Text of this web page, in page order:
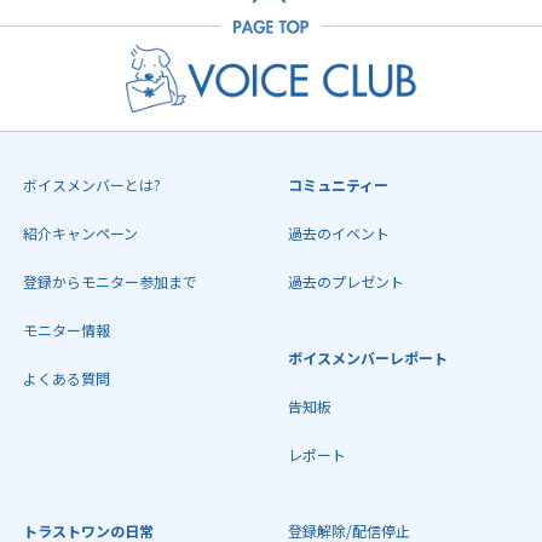
ボイスメンバーとは?
紹介キャンペーン
登録からモニター参加まで
モニター情報
よくある質問
コミュニティー
過去のイベント
過去のプレゼント
ボイスメンバーレポート
告知板
レポート
トラストワンの日常 登録解除/配信停止